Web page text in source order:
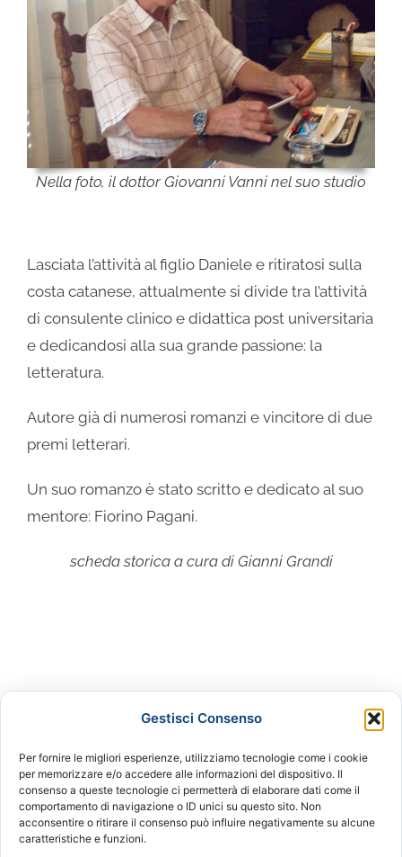
Gestisci Consenso
Per fornire le migliori esperienze, utilizziamo tecnologie come i cookie
per memorizzare e/o accedere alle informazioni del dispositivo. Il
consenso a queste tecnologie ci permetterà di elaborare dati come il
comportamento di navigazione o ID unici su questo sito. Non
acconsentire o ritirare il consenso può influire negativamente su alcune
caratteristiche e funzioni.
Nella foto, il dottor Giovanni Vanni nel suo studio
Lasciata l’attività al figlio Daniele e ritiratosi sulla
costa catanese, attualmente si divide tra l’attività
di consulente clinico e didattica post universitaria
e dedicandosi alla sua grande passione: la
letteratura.
Autore già di numerosi romanzi e vincitore di due
premi letterari.
Un suo romanzo è stato scritto e dedicato al suo
mentore: Fiorino Pagani.
scheda storica a cura di Gianni Grandi
APS - Associazione di Promozione Sociale Mu.Na.Or.T.O. -
Museo Nazionale dell'Ortodonzia e della Tecnica